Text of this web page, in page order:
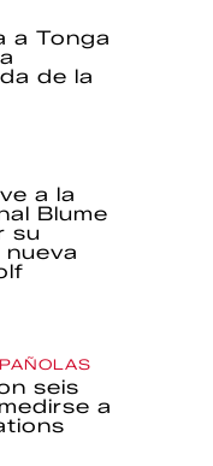
a Tonga
de la
a la
Blume
su
seis
a